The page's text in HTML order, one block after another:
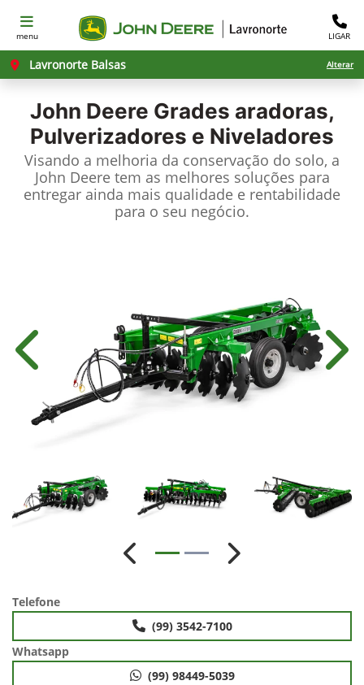
menu LIGAR
Lavronorte Balsas Alterar
John Deere Grades aradoras,
Pulverizadores e Niveladores
Visando a melhoria da conservação do solo, a
John Deere tem as melhores soluções para
entregar ainda mais qualidade e rentabilidade
para o seu negócio.
Anterior
Anterior Próximo
Telefone
(99) 3542-7100
Whatsapp
(99) 98449-5039